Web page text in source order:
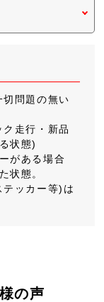
問題の無い
走行・新品
状態)
がある場合
状態。
ッカー等)は
の声